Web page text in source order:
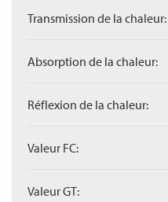
Transmission de la chaleur:
Absorption de la chaleur:
Réflexion de la chaleur:
Valeur FC:
Valeur GT: